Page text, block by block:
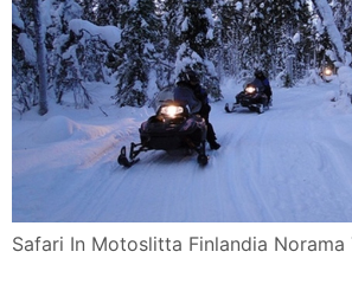
Safari In Motoslitta Finlandia